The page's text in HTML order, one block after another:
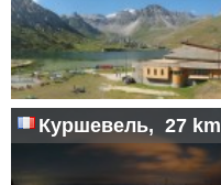
Куршевель, 27 km